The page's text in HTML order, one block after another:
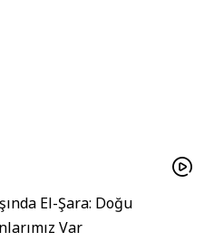
El-Şara: Doğu
Var